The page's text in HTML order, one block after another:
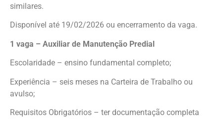
similares.
Disponível até 19/02/2026 ou encerramento da vaga.
1 vaga – Auxiliar de Manutenção Predial
Escolaridade – ensino fundamental completo;
Experiência – seis meses na Carteira de Trabalho ou
avulso;
Requisitos Obrigatórios – ter documentação completa